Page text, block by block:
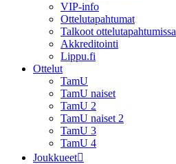
VIP-info
Ottelutapahtumat
Talkoot ottelutapahtumissa
Akkreditointi
Lippu.fi
Ottelut
TamU
TamU naiset
TamU 2
TamU naiset 2
TamU 3
TamU 4
Joukkueet